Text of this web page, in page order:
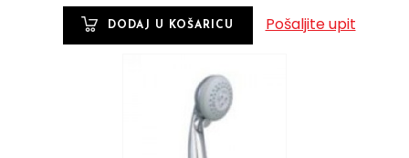
Pošaljite upit